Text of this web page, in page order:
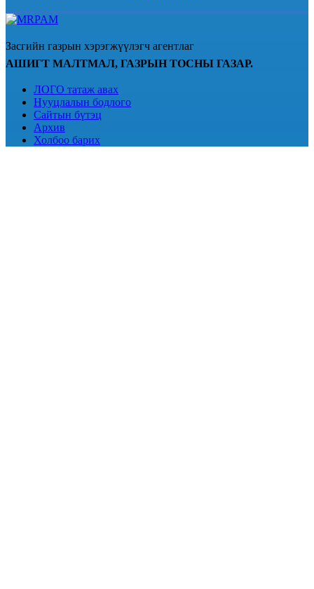
Засгийн газрын хэрэгжүүлэгч агентлаг
АШИГТ МАЛТМАЛ, ГАЗРЫН ТОСНЫ ГАЗАР.
ЛОГО татаж авах
Нууцлалын бодлого
Сайтын бүтэц
Архив
Холбоо барих